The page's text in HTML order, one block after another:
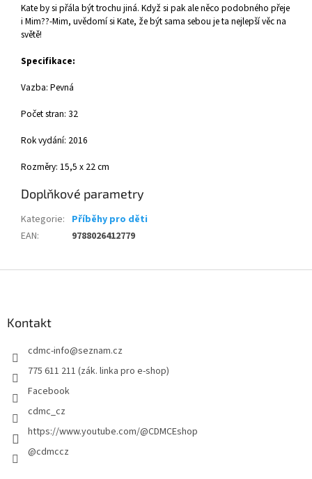
Kate by si přála být trochu jiná. Když si pak ale něco podobného přeje
i Mim??-Mim, uvědomí si Kate, že být sama sebou je ta nejlepší věc na
světě!
Specifikace:
Vazba: Pevná
Počet stran: 32
Rok vydání: 2016
Rozměry: 15,5 x 22 cm
Doplňkové parametry
Kategorie: Příběhy pro děti
EAN: 9788026412779
Kontakt
cdmc-info@seznam.cz
775 611 211 (zák. linka pro e-shop)
Facebook
cdmc_cz
https://www.youtube.com/@CDMCEshop
@cdmccz